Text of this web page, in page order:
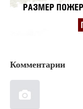
Комментарии